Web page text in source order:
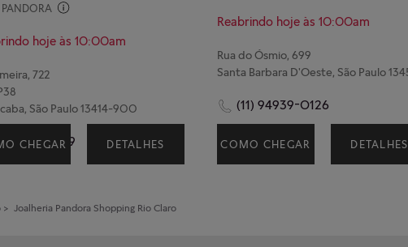
hoje às 10:00am
722
São Paulo 13414-900
3124-2159
CHEGAR DETALHES
Reabrindo hoje às 10:00am
Rua do Ósmio, 699
(11) 94939-0126
COMO CHEGAR DETALHES
> Joalheria Pandora Shopping Rio Claro